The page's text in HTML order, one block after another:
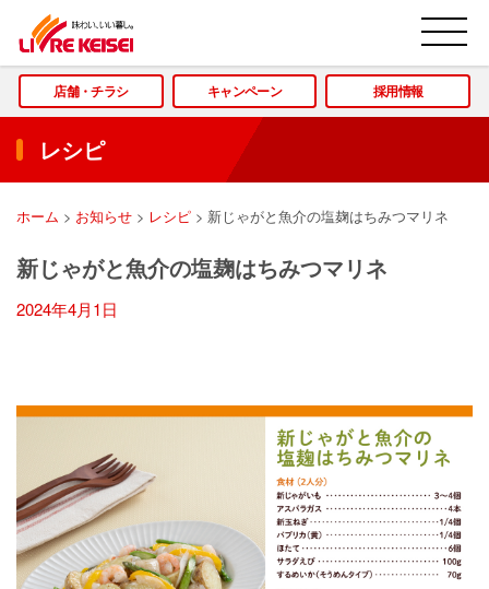
店舗・チラシ キャンペーン 採用情報
レシピ
ホーム > お知らせ > レシピ > 新じゃがと魚介の塩麹はちみつマリネ
新じゃがと魚介の塩麹はちみつマリネ
2024年4月1日